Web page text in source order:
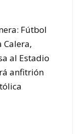
Fútbol
Calera,
al Estadio
anfitrión